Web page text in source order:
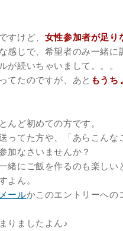
すけど、 女性参加者が足り
感じで、希望者のみ一緒に
が続いちゃいまして。。。
てたのですが、あと もうち
んど初めての方です。
ってた方や、「あらこんな
加なさいませんか？
緒にご飯を作るのも楽しい
よん。
メールかこのエントリーへの
りましたよん♪